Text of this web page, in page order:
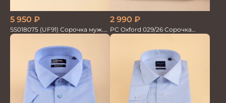
5 950 ₽
SS018075 (UF91) Сорочка муж.
дл.рук. GROSTYLE PRIME
2 990 ₽
PC Oxford 029/26 Сорочка